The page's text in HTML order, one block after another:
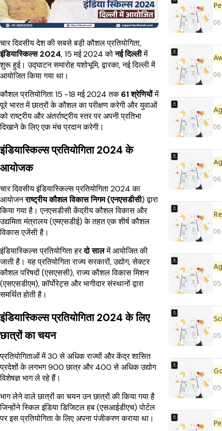
चार दिवसीय देश की सबसे बड़ी कौशल प्रतियोगिता,
इंडियास्किल्स 2024, 15 मई 2024 कोनई दिल्लीमें
शुरू हुई। उद्घाटन समारोह यशोभूमि, द्वारका, नई दिल्ली में
आयोजित किया गया था।
कौशल प्रतियोगिता 15 -18 मई 2024 तक61 श्रेणियोंमें
पूरे भारत में छात्रों के कौशल का परीक्षण करेगी और युवाओं
को राष्ट्रीय और अंतर्राष्ट्रीय स्तर पर अपनी प्रतिभा
दिखाने के लिए एक मंच प्रदान करेगी।
इंडियास्किल्स प्रतियोगिता 2024 के
आयोजक
चार दिवसीय इंडियास्किल्स प्रतियोगिता 2024 का
आयोजनराष्ट्रीय कौशल विकास निगम (एनएसडीसी) द्वारा
किया गया है। एनएसडीसी केंद्रीय कौशल विकास और
उद्यमिता मंत्रालय (एमएसडीई) के तहत एक शीर्ष कौशल
विकास एजेंसी है।
इंडियास्किल्स प्रतियोगिता हरदो सालमें आयोजित की
जाती है। यह प्रतियोगिता राज्य सरकारों, उद्योग, सेक्टर
कौशल परिषदों (एसएससी), राज्य कौशल विकास मिशन
(एसएसडीएम), कॉर्पोरेट्स और भागीदार संस्थानों द्वारा
समर्थित होती है।
इंडियास्किल्स प्रतियोगिता 2024 के लिए
छात्रों का चयन
प्रतियोगिताओं में 30 से अधिक राज्यों और केंद्र शासित
प्रदेशों के लगभग 900 छात्र और 400 से अधिक उद्योग
विशेषज्ञ भाग ले रहे हैं।
भाग लेने वाले छात्रों का चयन उन छात्रों की किया गया है
जिन्होंने स्किल इंडिया डिजिटल हब (एसआईडीएच) पोर्टल
पर इस प्रतियोगिता के लिए अपना पंजीकरण कराया था।